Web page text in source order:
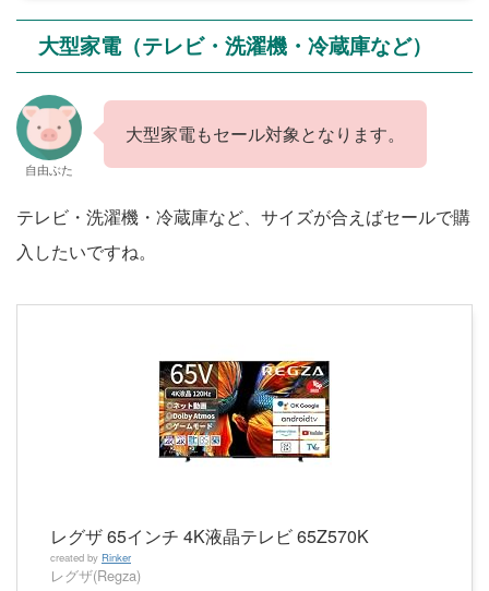
大型家電（テレビ・洗濯機・冷蔵庫など）
自由ぶた
大型家電もセール対象となります。
テレビ・洗濯機・冷蔵庫など、サイズが合えばセールで購
入したいですね。
レグザ 65インチ 4K液晶テレビ 65Z570K
created by Rinker
レグザ(Regza)